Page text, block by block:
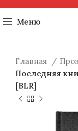
Меню
Главная
Последняя
[BLR]